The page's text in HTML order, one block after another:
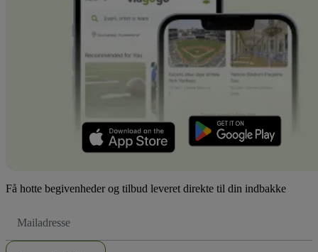
Få hotte begivenheder og tilbud leveret direkte til din indbakke
adresse